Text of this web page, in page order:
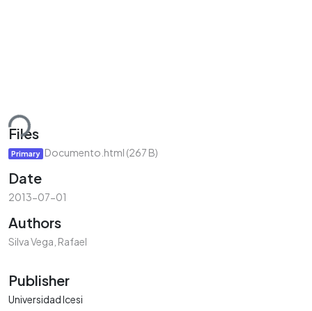
Files
Primary Documento.html (267 B)
Date
2013-07-01
Authors
Silva Vega, Rafael
Publisher
Universidad Icesi